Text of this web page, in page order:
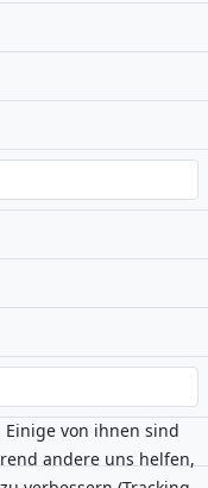
von ihnen sind
andere uns helfen,